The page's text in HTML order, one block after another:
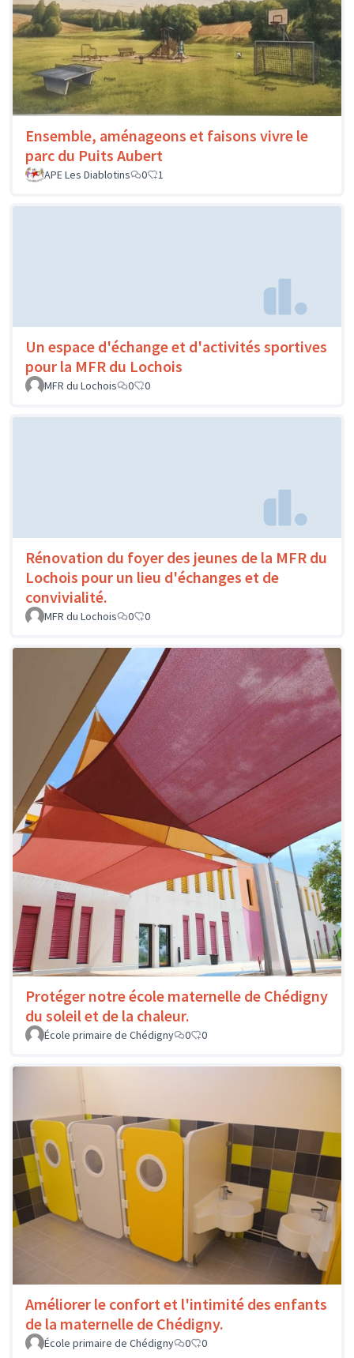
Ensemble, aménageons et faisons vivre le
parc du Puits Aubert
APE Les Diablotins 0 1
Un espace d'échange et d'activités sportives
pour la MFR du Lochois
MFR du Lochois 0 0
Rénovation du foyer des jeunes de la MFR du
Lochois pour un lieu d'échanges et de
convivialité.
MFR du Lochois 0 0
Protéger notre école maternelle de Chédigny
du soleil et de la chaleur.
École primaire de Chédigny 0 0
Améliorer le confort et l'intimité des enfants
de la maternelle de Chédigny.
École primaire de Chédigny 0 0